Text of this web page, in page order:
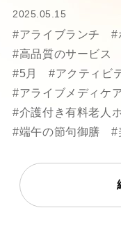
2025.05.15
#アライブランチ #
#高品質のサービス
#5月
#アクティビ
#アライブメディケ
#介護付き有料老人
#端午の節句御膳
#